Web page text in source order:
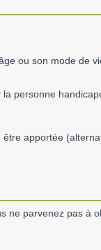
ou son mode de
personne
être apportée
ne parvenez pas à